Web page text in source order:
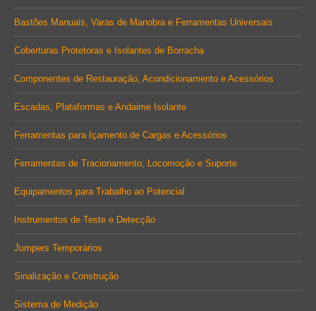
windowwindowwindow
Bastões Manuais, Varas de Manobra e Ferramentas Universais
Coberturas Protetoras e Isolantes de Borracha
Componentes de Restauração, Acondicionamento e Acessórios
Escadas, Plataformas e Andaime Isolante
Ferramentas para Içamento de Cargas e Acessórios
Ferramentas de Tracionamento, Locomoção e Suporte
Equipamentos para Trabalho ao Potencial
Instrumentos de Teste e Detecção
Jumpers Temporários
Sinalização e Construção
Sistema de Medição